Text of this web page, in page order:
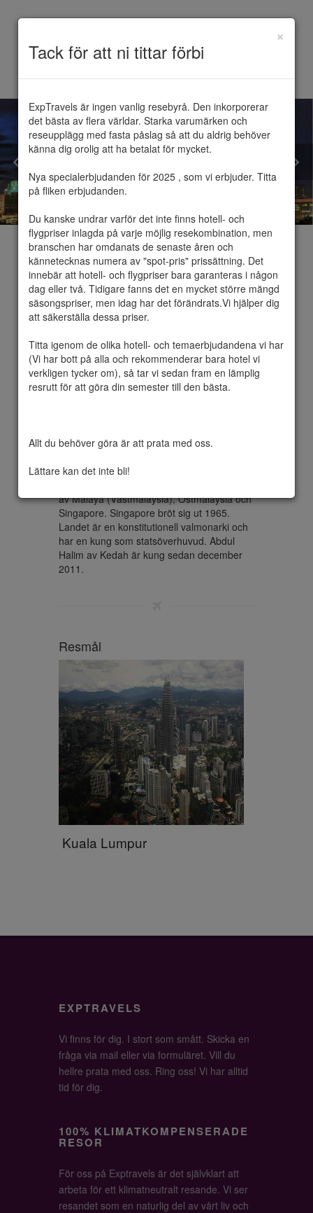
Tack för att ni tittar förbi
×
ExpTravels är ingen vanlig resebyrå. Den inkorporerar
det bästa av flera världar. Starka varumärken och
reseupplägg med fasta påslag så att du aldrig behöver
känna dig orolig att ha betalat för mycket.
Nya specialerbjudanden för 2025 , som vi erbjuder. Titta
på fliken erbjudanden.
Du kanske undrar varför det inte finns hotell- och
flygpriser inlagda på varje möjlig resekombination, men
branschen har omdanats de senaste åren och
kännetecknas numera av "spot-pris" prissättning. Det
innebär att hotell- och flygpriser bara garanteras i någon
dag eller två. Tidigare fanns det en mycket större mängd
säsongspriser, men idag har det förändrats.Vi hjälper dig
att säkerställa dessa priser.
Titta igenom de olika hotell- och temaerbjudandena vi har
(Vi har bott på alla och rekommenderar bara hotel vi
verkligen tycker om), så tar vi sedan fram en lämplig
resrutt för att göra din semester till den bästa.
Allt du behöver göra är att prata med oss.
Lättare kan det inte bli!
Malaysia
Malaysia är en förbundsstat i sydöstra
Asien, bestående av tidigare brittiska
besittningar på Malackahalvön (Brittiska
Indonesien i syd och öst samt mot Brunei.
Storbritannien 1957. År 1963 skapades
av Malaya (Västmalaysia), Östmalaysia och
Singapore. Singapore bröt sig ut 1965.
Landet är en konstitutionell valmonarki och
har en kung som statsöverhuvud. Abdul
Halim av Kedah är kung sedan december
2011.
Resmål
Kuala Lumpur
EXPTRAVELS
Vi finns för dig. I stort som smått. Skicka en
fråga via mail eller via formuläret. Vill du
hellre prata med oss. Ring oss! Vi har alltid
tid för dig.
100% KLIMATKOMPENSERADE
RESOR
För oss på Exptravels är det självklart att
arbeta för ett klimatneutralt resande. Vi ser
resandet som en naturlig del av vårt liv och